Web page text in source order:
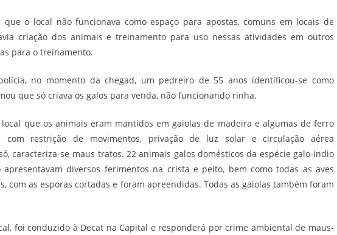
que o local não funcionava como espaço para apostas, comuns em locais de
criação dos animais e treinamento para uso nessas atividades em outros
para o treinamento.
no momento da chegad, um pedreiro de 55 anos identificou-se como
que só criava os galos para venda, não funcionando rinha.
que os animais eram mantidos em gaiolas de madeira e algumas de ferro
com restrição de movimentos, privação de luz solar e circulação aérea
caracteriza-se maus-tratos. 22 animais galos domésticos da espécie galo-índio
apresentavam diversos ferimentos na crista e peito, bem como todas as aves
com as esporas cortadas e foram apreendidas. Todas as gaiolas também foram
foi conduzido à Decat na Capital e responderá por crime ambiental de maus-